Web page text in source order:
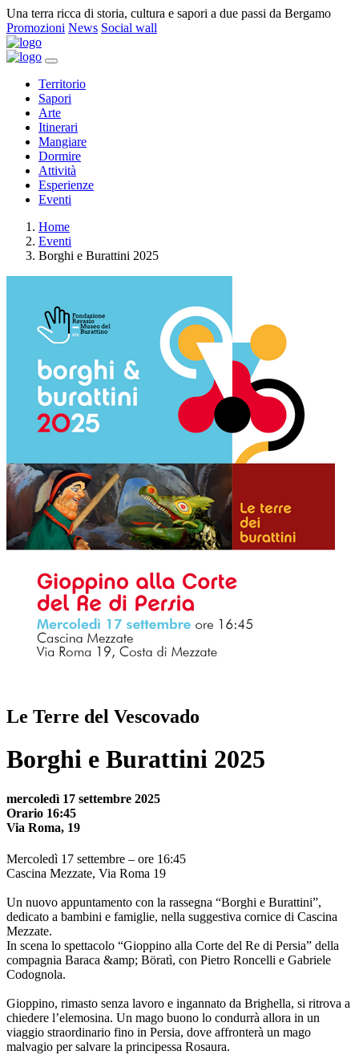
Una terra ricca di storia, cultura e sapori a due passi da Bergamo
Promozioni News Social wall
Territorio
Sapori
Arte
Itinerari
Mangiare
Dormire
Attività
Esperienze
Eventi
Home
Eventi
Borghi e Burattini 2025
Le Terre del Vescovado
Borghi e Burattini 2025
mercoledì 17 settembre 2025
Orario 16:45
Via Roma, 19
Mercoledì 17 settembre – ore 16:45
Cascina Mezzate, Via Roma 19
Un nuovo appuntamento con la rassegna “Borghi e Burattini”,
dedicato a bambini e famiglie, nella suggestiva cornice di Cascina
Mezzate.
In scena lo spettacolo “Gioppino alla Corte del Re di Persia” della
compagnia Baraca &amp; Böratì, con Pietro Roncelli e Gabriele
Codognola.
Gioppino, rimasto senza lavoro e ingannato da Brighella, si ritrova a
chiedere l’elemosina. Un mago buono lo condurrà allora in un
viaggio straordinario fino in Persia, dove affronterà un mago
malvagio per salvare la principessa Rosaura.